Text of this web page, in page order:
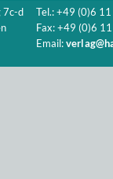
7c-d
Tel.: +49 (0)6
Fax: +49 (0)6
Email: